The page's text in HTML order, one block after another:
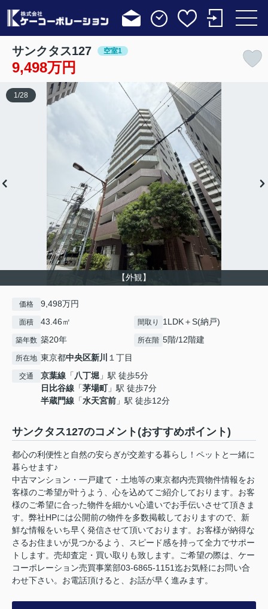
サンクタス127 空室1
9,498万円
【外観】
1 /28
価格 9,498万円
面積 43.46㎡ 間取り 1LDK＋S(納戸)
築年数 築20年 所在階 5階/12階建
所在地 東京都中央区新川 １丁目
交通 京葉線 「 八丁堀 」駅 徒歩5分
日比谷線 「茅場町」駅 徒歩7分
半蔵門線 「水天宮前 」駅 徒歩12分
サンクタス127のコメント(おすすめポイント)
都心の利便性と自然の安らぎが交差する暮らし！ペットと一緒に
暮らせます♪
中古マンション・一戸建て・土地等の東京都内売買物件情報をお
客様のご希望が叶うよう、心を込めてご紹介しております。お客
様のご希望に合った物件を細かい心遣いでお手伝いさせて頂きま
す。弊社HPには公開前の物件を多数掲載しておりますので、新
鮮な情報をいち早く発信させて頂いております。お客様が納得な
さるお住まいが見つかるよう、スピード感を持って全力でサポー
トします。売却査定・買い取りも致します。ご希望の際は、ケー
コーポレーション売買事業部03-6865-1151迄お気軽にお問い合
わせ下さい。お電話頂けると、お話が早く進みます。